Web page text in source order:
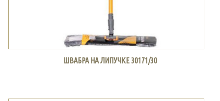
ШВАБРА НА ЛИПУЧКЕ 30171/30